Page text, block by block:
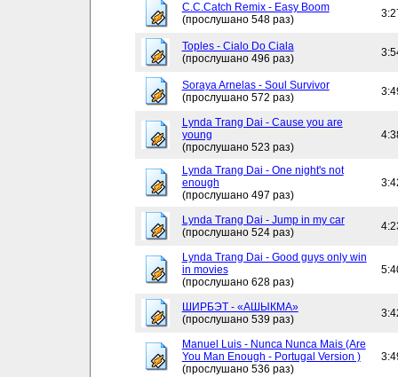
C.C.Catch Remix - Easy Boom
(прослушано 548 раз)
Toples - Cialo Do Ciala
(прослушано 496 раз)
Soraya Arnelas - Soul Survivor
(прослушано 572 раз)
Lynda Trang Dai - Cause you are
young
(прослушано 523 раз)
Lynda Trang Dai - One night's not
enough
(прослушано 497 раз)
Lynda Trang Dai - Jump in my car
(прослушано 524 раз)
Lynda Trang Dai - Good guys only win
in movies
(прослушано 628 раз)
ШИРБЭТ - «АШЫКМА»
(прослушано 539 раз)
Manuel Luis - Nunca Nunca Mais (Are
You Man Enough - Portugal Version )
(прослушано 536 раз)